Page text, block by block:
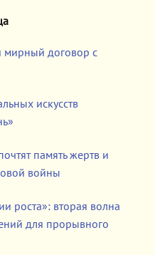
мирный договор с
искусств
память жертв и
войны
роста»: вторая волна
для прорывного